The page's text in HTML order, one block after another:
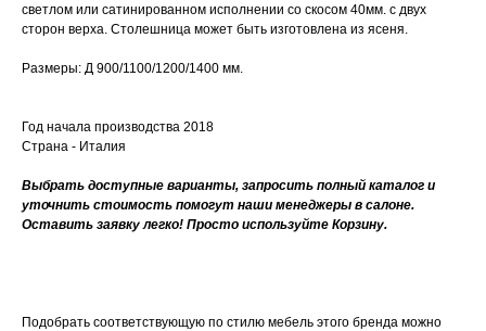
светлом или сатинированном исполнении со скосом 40мм. с двух
сторон верха. Столешница может быть изготовлена из ясеня.
Размеры: Д 900/1100/1200/1400 мм.
Год начала производства 2018
Страна - Италия
Выбрать доступные варианты, запросить полный каталог и
уточнить стоимость помогут наши менеджеры в салоне.
Оставить заявку легко! Просто используйте Корзину.
Подобрать соответствующую по стилю мебель этого бренда можно